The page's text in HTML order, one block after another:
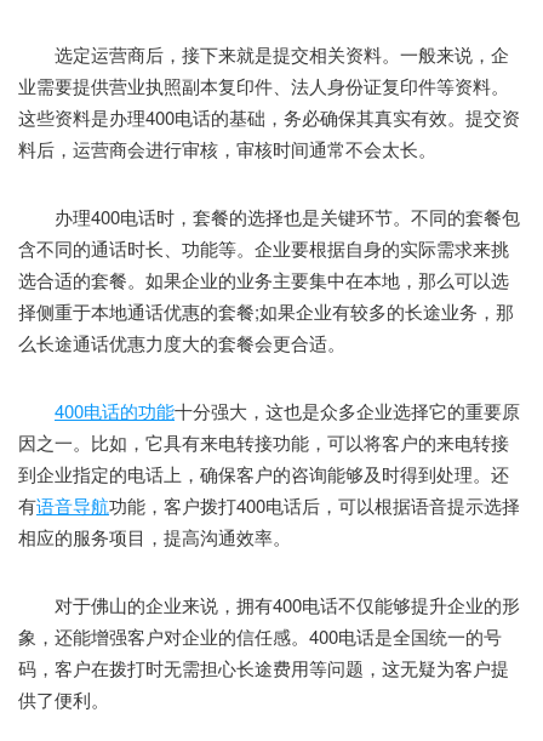
选定运营商后，接下来就是提交相关资料。一般来说，企
业需要提供营业执照副本复印件、法人身份证复印件等资料。
这些资料是办理400电话的基础，务必确保其真实有效。提交资
料后，运营商会进行审核，审核时间通常不会太长。
办理400电话时，套餐的选择也是关键环节。不同的套餐包
含不同的通话时长、功能等。企业要根据自身的实际需求来挑
选合适的套餐。如果企业的业务主要集中在本地，那么可以选
择侧重于本地通话优惠的套餐;如果企业有较多的长途业务，那
么长途通话优惠力度大的套餐会更合适。
400电话的功能十分强大，这也是众多企业选择它的重要原
因之一。比如，它具有来电转接功能，可以将客户的来电转接
到企业指定的电话上，确保客户的咨询能够及时得到处理。还
有语音导航功能，客户拨打400电话后，可以根据语音提示选择
相应的服务项目，提高沟通效率。
对于佛山的企业来说，拥有400电话不仅能够提升企业的形
象，还能增强客户对企业的信任感。400电话是全国统一的号
码，客户在拨打时无需担心长途费用等问题，这无疑为客户提
供了便利。